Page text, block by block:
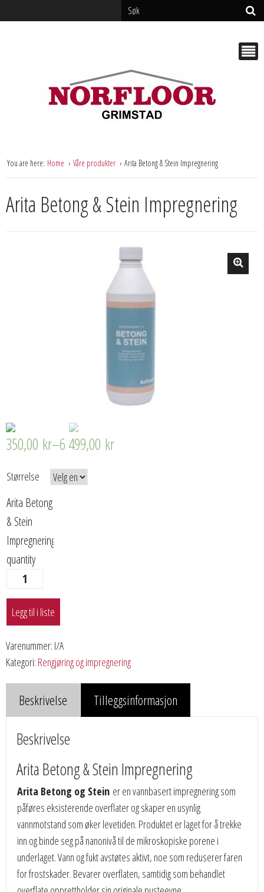
You are here: Home Våre produkter Arita Betong & Stein Impregnering
Arita Betong & Stein Impregnering
350,00 kr–6 499,00 kr
Størrelse
Arita Betong
& Stein
Impregnering
quantity
Legg til i liste
Varenummer: I/A
Kategori: Rengjøring og impregnering
Beskrivelse Tilleggsinformasjon
Beskrivelse
Arita Betong & Stein Impregnering
Arita Betong og Stein er en vannbasert impregnering som
påføres eksisterende overflater og skaper en usynlig
vannmotstand som øker levetiden. Produktet er laget for å trekke
inn og binde seg på nanonivå til de mikroskopiske porene i
underlaget. Vann og fukt avstøtes aktivt, noe som reduserer faren
for frostskader. Bevarer overflaten, samtidig som behandlet